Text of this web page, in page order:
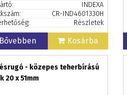
INDEXA
CR-IND4601330H
Részletek
Bővebben Kosárba
- közepes teherbírású
20 x 51mm